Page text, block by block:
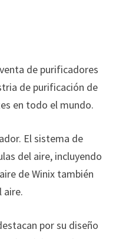
de purificadores
de purificación de
en todo el mundo.
El sistema de
del aire, incluyendo
de Winix también
aire.
por su diseño